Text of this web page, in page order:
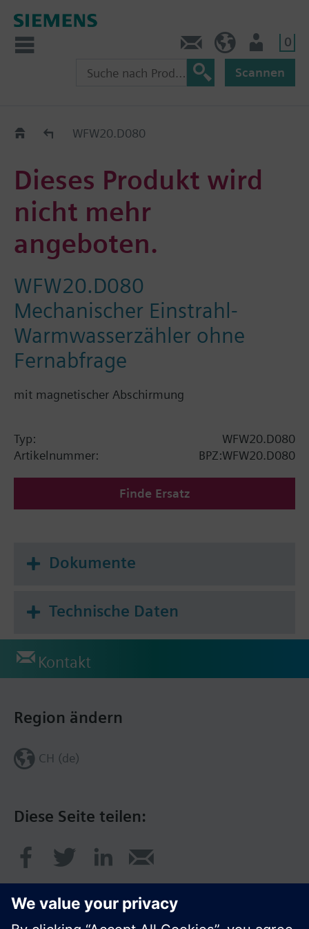
0
Scannen
Old2NewWFW20.D080
Dieses Produkt wird
nicht mehr
angeboten.
WFW20.D080
Mechanischer Einstrahl-
Warmwasserzähler ohne
Fernabfrage
mit magnetischer Abschirmung
Typ:
WFW20.D080
Artikelnummer:
BPZ:WFW20.D080
Finde Ersatz
Dokumente
Technische Daten
Kontakt
Diese Seite teilen:
Region ändern
CH (de)